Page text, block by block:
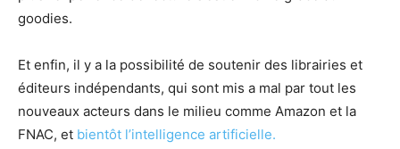
goodies.
Et enfin, il y a la possibilité de soutenir des librairies et
éditeurs indépendants, qui sont mis a mal par tout les
nouveaux acteurs dans le milieu comme Amazon et la
FNAC, et bientôt l’intelligence artificielle.